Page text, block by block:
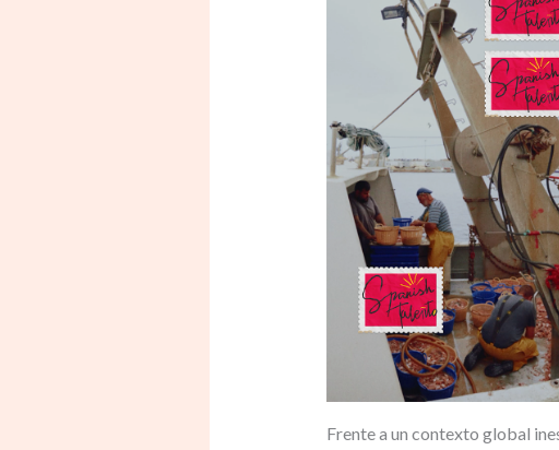
Frente a un contexto global